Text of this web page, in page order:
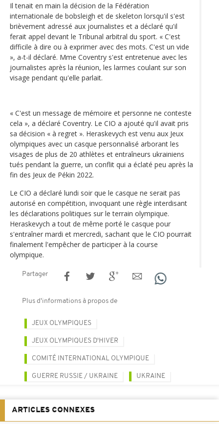
Il tenait en main la décision de la Fédération
internationale de bobsleigh et de skeleton lorsqu'il s'est
brièvement adressé aux journalistes et a déclaré qu'il
ferait appel devant le Tribunal arbitral du sport. « C'est
difficile à dire ou à exprimer avec des mots. C'est un vide
», a-t-il déclaré. Mme Coventry s'est entretenue avec les
journalistes après la réunion, les larmes coulant sur son
visage pendant qu'elle parlait.
« C'est un message de mémoire et personne ne conteste
cela », a déclaré Coventry. Le CIO a ajouté qu'il avait pris
sa décision « à regret ». Heraskevych est venu aux Jeux
olympiques avec un casque personnalisé arborant les
visages de plus de 20 athlètes et entraîneurs ukrainiens
tués pendant la guerre, un conflit qui a éclaté peu après la
fin des Jeux de Pékin 2022.
Le CIO a déclaré lundi soir que le casque ne serait pas
autorisé en compétition, invoquant une règle interdisant
les déclarations politiques sur le terrain olympique.
Heraskevych a tout de même porté le casque pour
s'entraîner mardi et mercredi, sachant que le CIO pourrait
finalement l'empêcher de participer à la course
olympique.
Partager
Plus d'informations à propos de
JEUX OLYMPIQUES
JEUX OLYMPIQUES D'HIVER
COMITÉ INTERNATIONAL OLYMPIQUE
GUERRE RUSSIE / UKRAINE UKRAINE
ARTICLES CONNEXES